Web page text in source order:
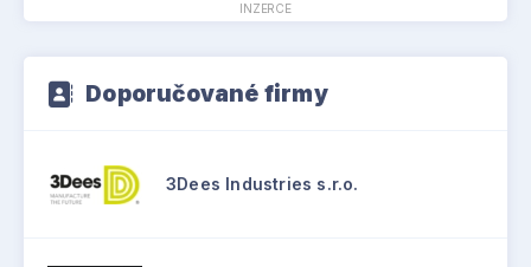
INZERCE
Doporučované firmy
3Dees Industries s.r.o.